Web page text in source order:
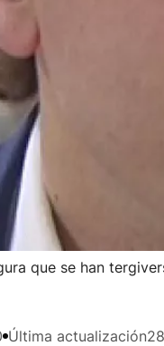
que se han
Última actualización